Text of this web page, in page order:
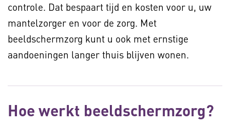
controle. Dat bespaart tijd en kosten voor u, uw
mantelzorger en voor de zorg. Met
beeldschermzorg kunt u ook met ernstige
aandoeningen langer thuis blijven wonen.
Hoe werkt beeldschermzorg?